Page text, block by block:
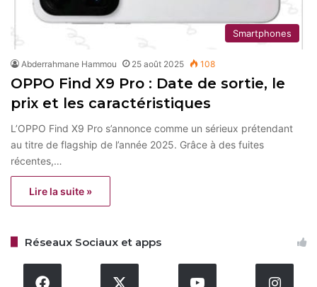
Smartphones
Abderrahmane Hammou 25 août 2025 108
OPPO Find X9 Pro : Date de sortie, le
prix et les caractéristiques
L’OPPO Find X9 Pro s’annonce comme un sérieux prétendant
au titre de flagship de l’année 2025. Grâce à des fuites
récentes,…
Lire la suite »
Réseaux Sociaux et apps